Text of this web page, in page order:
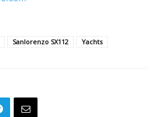
Sanlorenzo SX112 Yachts